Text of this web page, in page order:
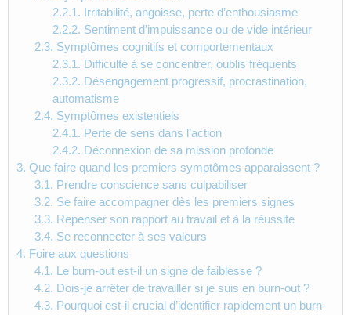
2.2.1. Irritabilité, angoisse, perte d’enthousiasme
2.2.2. Sentiment d’impuissance ou de vide intérieur
2.3. Symptômes cognitifs et comportementaux
2.3.1. Difficulté à se concentrer, oublis fréquents
2.3.2. Désengagement progressif, procrastination,
automatisme
2.4. Symptômes existentiels
2.4.1. Perte de sens dans l’action
2.4.2. Déconnexion de sa mission profonde
3. Que faire quand les premiers symptômes apparaissent ?
3.1. Prendre conscience sans culpabiliser
3.2. Se faire accompagner dès les premiers signes
3.3. Repenser son rapport au travail et à la réussite
3.4. Se reconnecter à ses valeurs
4. Foire aux questions
4.1. Le burn-out est-il un signe de faiblesse ?
4.2. Dois-je arrêter de travailler si je suis en burn-out ?
4.3. Pourquoi est-il crucial d’identifier rapidement un burn-